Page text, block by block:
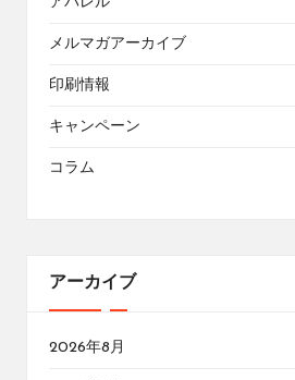
メルマガアーカイブ
印刷情報
キャンペーン
コラム
アーカイブ
2026年8月